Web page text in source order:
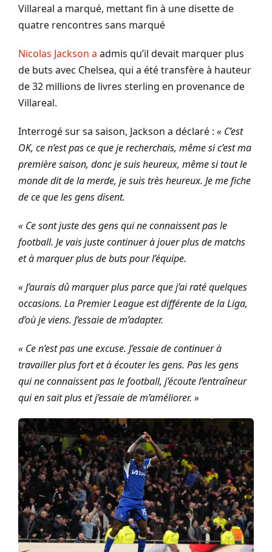
Villareal a marqué, mettant fin à une disette de
quatre rencontres sans marqué
Nicolas Jackson a admis qu’il devait marquer plus
de buts avec Chelsea, qui a été transfère à hauteur
de 32 millions de livres sterling en provenance de
Villareal.
Interrogé sur sa saison, Jackson a déclaré : « C’est
OK, ce n’est pas ce que je recherchais, même si c’est ma
première saison, donc je suis heureux, même si tout le
monde dit de la merde, je suis très heureux. Je me fiche
de ce que les gens disent.
« Ce sont juste des gens qui ne connaissent pas le
football. Je vais juste continuer à jouer plus de matchs
et à marquer plus de buts pour l’équipe.
« J’aurais dû marquer plus parce que j’ai raté quelques
occasions. La Premier League est différente de la Liga,
d’où je viens. J’essaie de m’adapter.
« Ce n’est pas une excuse. J’essaie de continuer à
travailler plus fort et à écouter les gens. Pas les gens
qui ne connaissent pas le football, j’écoute l’entraîneur
qui en sait plus et j’essaie de m’améliorer. »